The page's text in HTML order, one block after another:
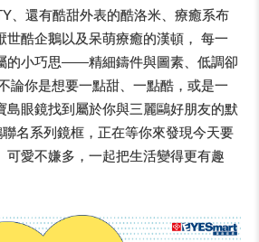
、還有酷甜外表的酷洛米、療癒系布
世酷企鵝以及呆萌療癒的漢頓， 每一
的小巧思——精細鑄件與圖素、低調卻
論你是想要一點甜、一點酷，或是一
島眼鏡找到屬於你與三麗鷗好朋友的默
名系列鏡框，正在等你來發現今天要
可愛不嫌多，一起把生活變得更有趣